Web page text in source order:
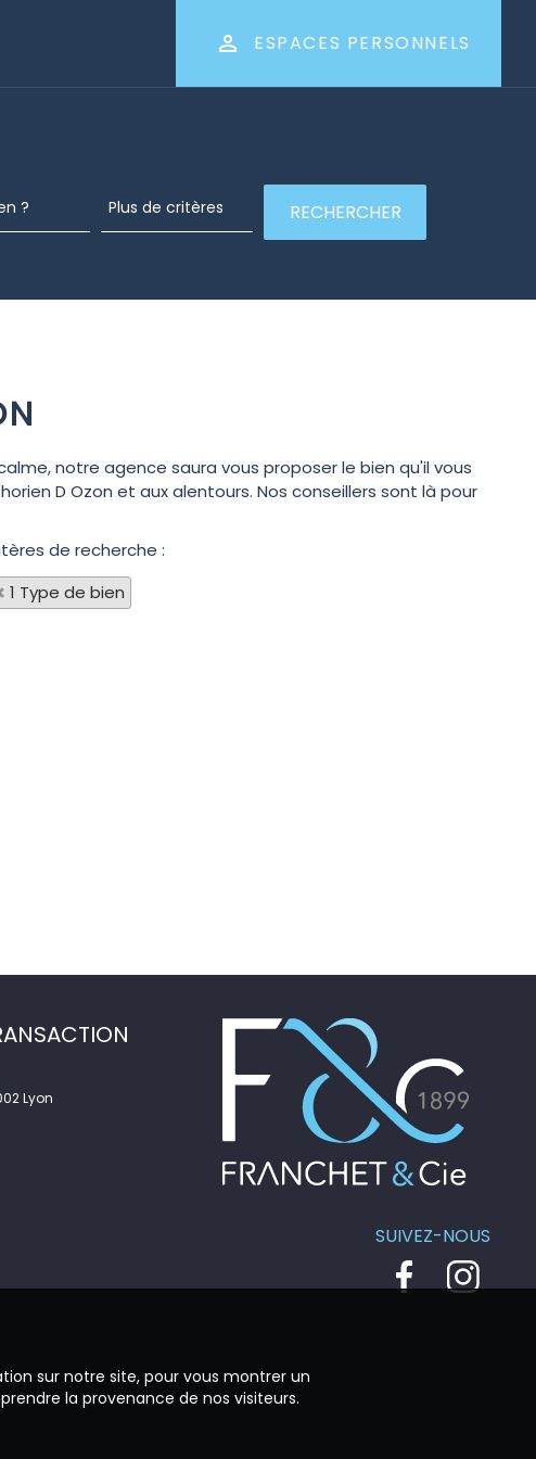
ESPACES PERSONNELS
notre agence saura vous proposer le bien qu'il vous
D Ozon et aux alentours. Nos conseillers sont là pour
de recherche :
1 Type de bien
Lyon
SUIVEZ-NOUS
sur notre site, pour vous montrer un
la provenance de nos visiteurs.